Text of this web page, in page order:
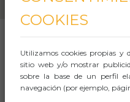
SOBRE EL EVENTO
Bilbwarts Escape
COOKIES
Utilizamos cookies propias y
sitio web y/o mostrar
sobre la base de un perfil
navegación (por ejemplo,